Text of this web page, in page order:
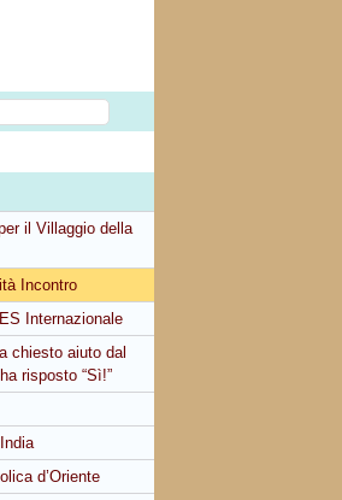
il Villaggio della
Incontro
Internazionale
chiesto aiuto dal
risposto “Sì!”
d’Oriente